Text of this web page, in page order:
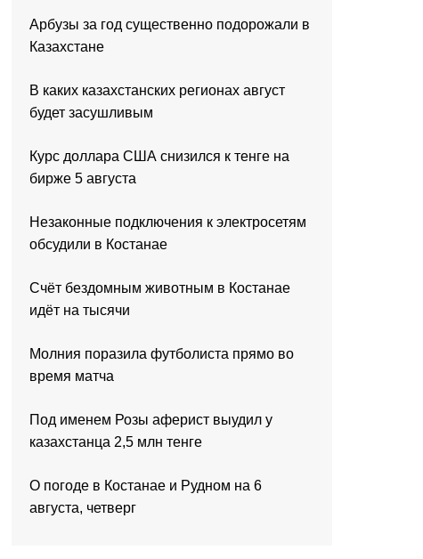
Арбузы за год существенно подорожали в
Казахстане
В каких казахстанских регионах август
будет засушливым
Курс доллара США снизился к тенге на
бирже 5 августа
Незаконные подключения к электросетям
обсудили в Костанае
Счёт бездомным животным в Костанае
идёт на тысячи
Молния поразила футболиста прямо во
время матча
Под именем Розы аферист выудил у
казахстанца 2,5 млн тенге
О погоде в Костанае и Рудном на 6
августа, четверг